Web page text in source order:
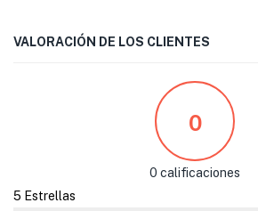
VALORACIÓN DE LOS CLIENTES
0
0 calificaciones
5 Estrellas